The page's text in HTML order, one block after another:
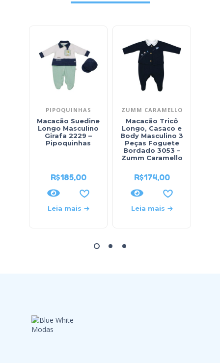
PIPOQUINHAS
Macacão Suedine
Longo Masculino
Girafa 2229 –
Pipoquinhas
R$185,00
Leia mais
ZUMM CARAMELLO
Macacão Tricô
Longo, Casaco e
Body Masculino 3
Peças Foguete
Bordado 3053 –
Zumm Caramello
R$174,00
Leia mais